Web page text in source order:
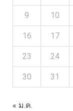
9 10
16 17
23 24
30 31
« ม.ค.